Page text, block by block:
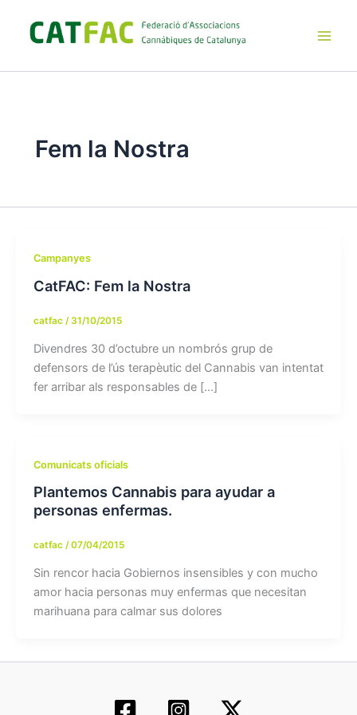
contenido
Fem la Nostra
Campanyes
CatFAC: Fem la Nostra
catfac / 31/10/2015
Divendres 30 d’octubre un nombrós grup de
defensors de l’ús terapèutic del Cannabis van intentat
fer arribar als responsables de […]
Comunicats oficials
Plantemos Cannabis para ayudar a
personas enfermas.
catfac /07/04/2015
Sin rencor hacia Gobiernos insensibles y con mucho
amor hacia personas muy enfermas que necesitan
marihuana para calmar sus dolores